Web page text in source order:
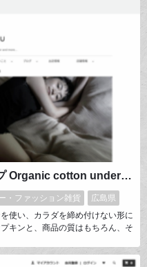
マアル公式オンラインショップ Organic cotton underwear and more...
・ファッション雑貨
広島県
使い、カラダを締め付けない形に
キンと、商品の質はもちろん、そ